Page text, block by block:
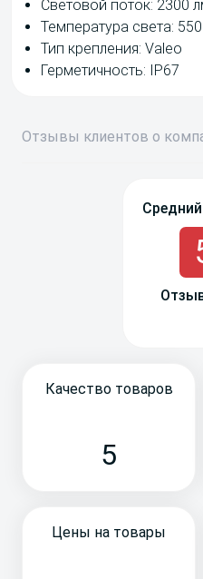
Световой поток: 2300
Температура света:
Тип крепления: Valeo
Герметичность: IP67
Отзывы клиентов о
Средний
Качество товаров
5
Цены на товары